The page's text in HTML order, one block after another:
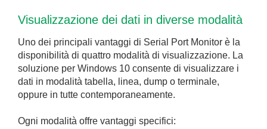
Visualizzazione dei dati in diverse modalità
Uno dei principali vantaggi di Serial Port Monitor è la
disponibilità di quattro modalità di visualizzazione. La
soluzione per Windows 10 consente di visualizzare i
dati in modalità tabella, linea, dump o terminale,
oppure in tutte contemporaneamente.
Ogni modalità offre vantaggi specifici: